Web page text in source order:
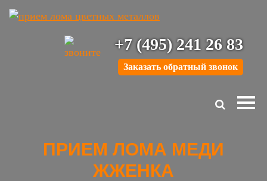
+7 (495) 241 26 83
Заказать обратный звонок
ПРИЕМ ЛОМА МЕДИ
ЖЖЕНКА